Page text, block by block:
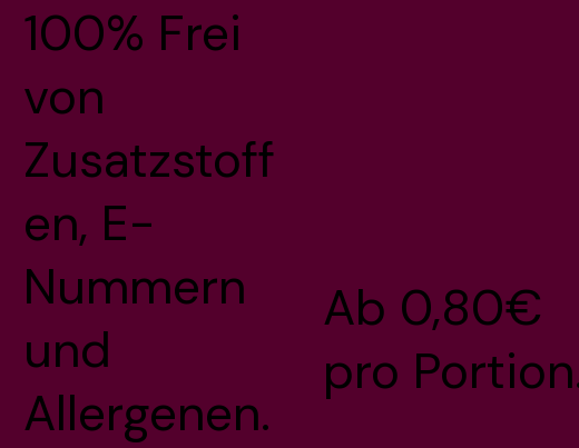
100% Frei
von
Zusatzstoff
en, E-
Nummern
und
Allergenen.
Ab 0,80€
pro